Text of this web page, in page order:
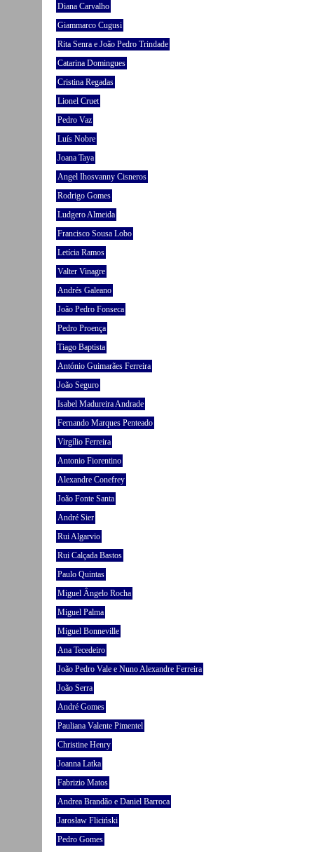
Diana Carvalho
Giammarco Cugusi
Rita Senra e João Pedro Trindade
Catarina Domingues
Cristina Regadas
Lionel Cruet
Pedro Vaz
Luís Nobre
Joana Taya
Angel Ihosvanny Cisneros
Rodrigo Gomes
Ludgero Almeida
Francisco Sousa Lobo
Letícia Ramos
Valter Vinagre
Andrés Galeano
João Pedro Fonseca
Pedro Proença
Tiago Baptista
António Guimarães Ferreira
João Seguro
Isabel Madureira Andrade
Fernando Marques Penteado
Virgílio Ferreira
Antonio Fiorentino
Alexandre Conefrey
João Fonte Santa
André Sier
Rui Algarvio
Rui Calçada Bastos
Paulo Quintas
Miguel Ângelo Rocha
Miguel Palma
Miguel Bonneville
Ana Tecedeiro
João Pedro Vale e Nuno Alexandre Ferreira
João Serra
André Gomes
Pauliana Valente Pimentel
Christine Henry
Joanna Latka
Fabrizio Matos
Andrea Brandão e Daniel Barroca
Jarosław Fliciński
Pedro Gomes